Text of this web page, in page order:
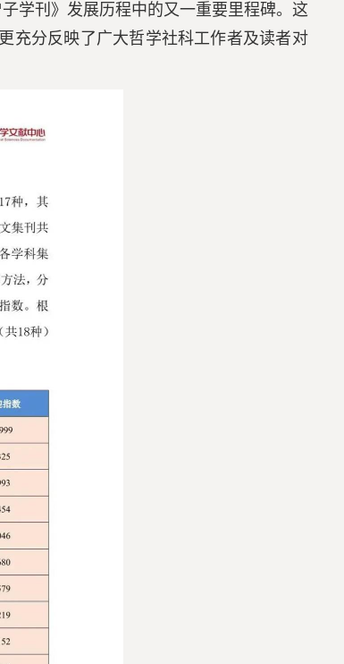
学刊》发展历程中的又一重要里程碑。这
充分反映了广大哲学社科工作者及读者对